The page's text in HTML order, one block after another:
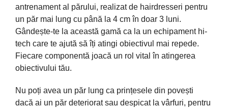
antrenament al părului, realizat de hairdresseri pentru
un păr mai lung cu până la 4 cm în doar 3 luni.
Gândește-te la această gamă ca la un echipament hi-
tech care te ajută să îți atingi obiectivul mai repede.
Fiecare componentă joacă un rol vital în atingerea
obiectivului tău.
Nu poți avea un păr lung ca prințesele din povești
dacă ai un păr deteriorat sau despicat la vârfuri, pentru